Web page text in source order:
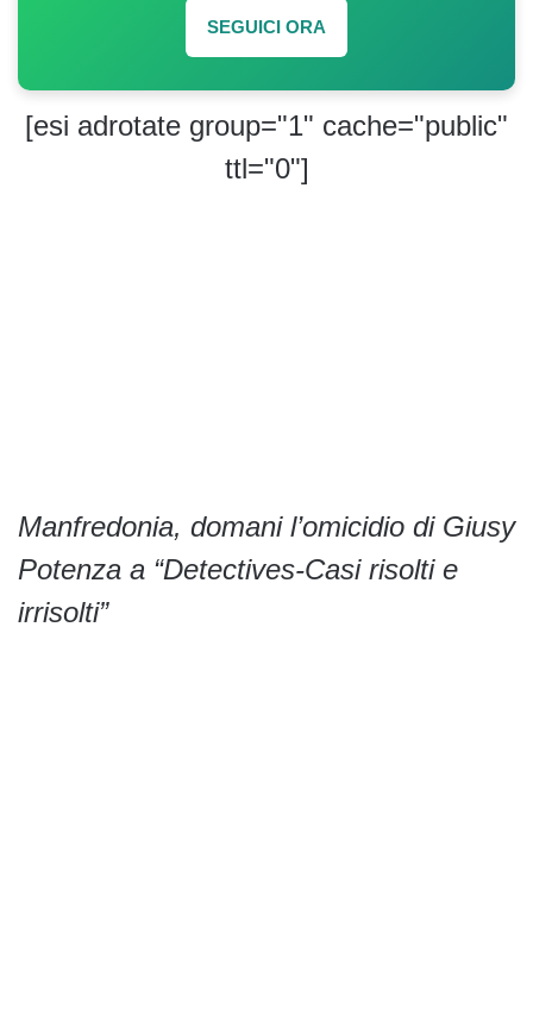
SEGUICI ORA
[esi adrotate group="1" cache="public"
ttl="0"]
Manfredonia, domani l’omicidio di Giusy
Potenza a “Detectives-Casi risolti e
irrisolti”